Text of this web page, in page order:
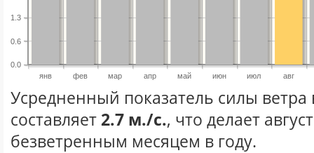
янв фев мар апр май июн июл авг
0.0
0.6
1.3
Усредненный показатель силы ветра
составляет 2.7 м./с., что делает
безветренным месяцем в году.